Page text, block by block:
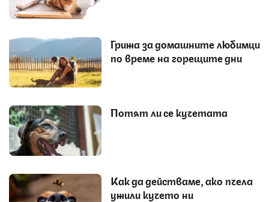
Грижа за домашните любимци
по време на горещите дни
Потят ли се кучетата
Как да действаме, ако пчела
ужили кучето ни